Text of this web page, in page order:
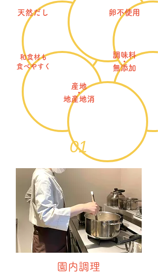
天然だし ​卵不使用
和食材も
​食べやすく
調味料
​・
無添加
産地
​・
​地産地消
01
​園内調理